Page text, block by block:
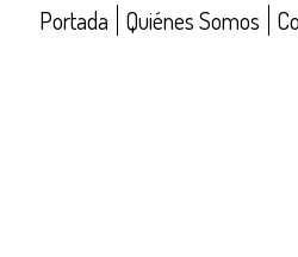
Portada Quiénes Somos